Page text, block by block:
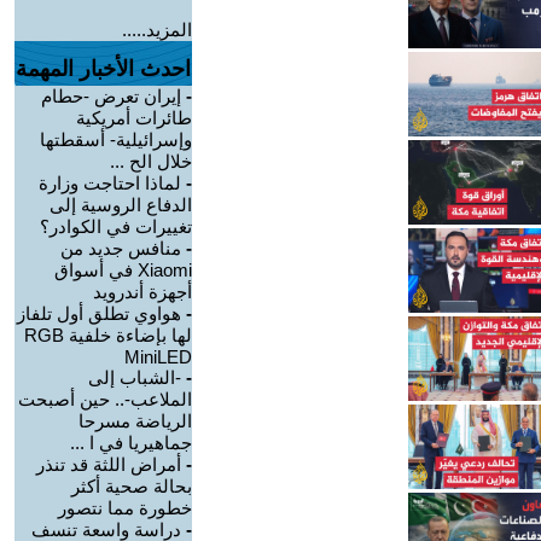
المزيد.....
احدث الأخبار المهمة
- إيران تعرض -حطام
طائرات أمريكية
وإسرائيلية- أسقطتها
خلال الح ...
- لماذا احتاجت وزارة
الدفاع الروسية إلى
تغييرات في الكوادر؟
- منافس جديد من
Xiaomi في أسواق
أجهزة أندرويد
- هواوي تطلق أول تلفاز
لها بإضاءة خلفية RGB
MiniLED
- -الشباب إلى
الملاعب-.. حين أصبحت
الرياضة مسرحا
جماهيريا في ا ...
- أمراض اللثة قد تنذر
بحالة صحية أكثر
خطورة مما نتصور
- دراسة واسعة تنسف